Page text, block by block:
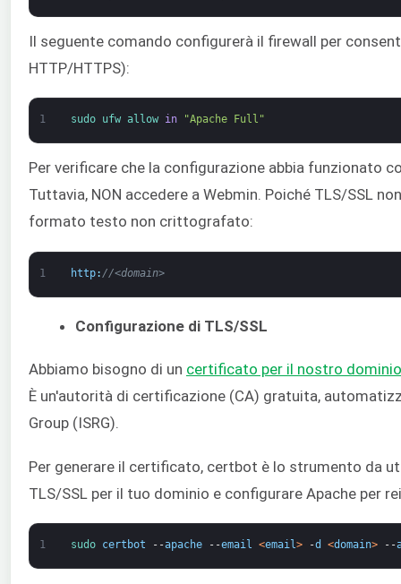
Il seguente comando configurerà il firewall per
HTTP/HTTPS):
1 sudo ufw allow in "Apache Full"
Per verificare che la configurazione abbia funzionato
Tuttavia, NON accedere a Webmin. Poiché TLS/SSL
formato testo non crittografato:
1 http: //<domain>
Configurazione di TLS/SSL
Abbiamo bisogno di un certificato per il nostro dominio
È un'autorità di certificazione (CA) gratuita,
Group (ISRG).
Per generare il certificato, certbot è lo strumento da
TLS/SSL per il tuo dominio e configurare Apache per
1 sudo certbot --apache --email <email> -d <domain> --